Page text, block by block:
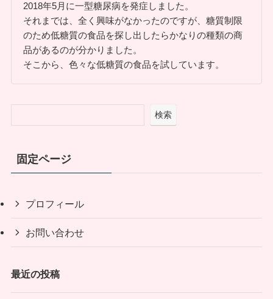
2018年5月に一型糖尿病を発症しました。
それまでは、全く興味がなかったのですが、糖質制限
のため低糖質の食品を探し出したらかなりの種類の商
品があるのが分かりました。
そこから、色々な低糖質の食品を試しています。
検索
固定ページ
プロフィール
お問い合わせ
最近の投稿